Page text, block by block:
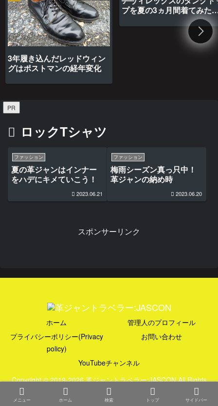
3年履き込んだレッドウィン
グはポストマンの経年変化
プを夏の3ヵ月間着てみた
PR
ロックTシャツ
ファッション
夏の革ジャンはインナー
をハデにキメていこう！
2023.06.21
ファッション
梅雨シーズン真っ只中！
革ジャンの納め時
2023.06.20
スポンサーリンク
ホーム
管理人のプロフィール
プライバシーポリシー(Privacy
policy)
お問い合わせ
YouTubeチャンネル
Copyright © 2019-2026 革ジャントラベラー:JASCON All Rights
Reserved.
メニュー ホーム 検索 トップ サイドバー